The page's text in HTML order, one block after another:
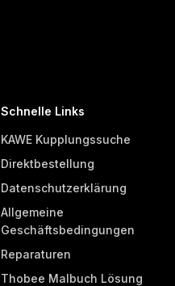
Schnelle Links
KAWE Kupplungssuche
Direktbestellung
Datenschutzerklärung
Allgemeine
Geschäftsbedingungen
Reparaturen
Thobee Malbuch Lösung